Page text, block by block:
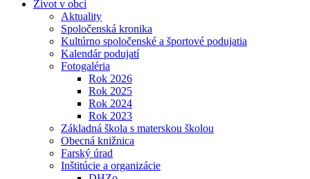
Život v obci
Aktuality
Spoločenská kronika
Kultúrno spoločenské a športové podujatia
Kalendár podujatí
Fotogaléria
Rok 2026
Rok 2025
Rok 2024
Rok 2023
Základná škola s materskou školou
Obecná knižnica
Farský úrad
Inštitúcie a organizácie